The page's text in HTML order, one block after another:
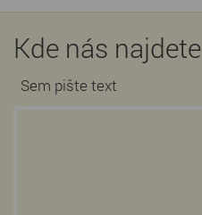
Kde nás najdete
Sem pište text